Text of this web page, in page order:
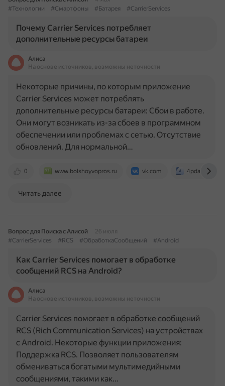
#Технологии
#Смартфоны #Батарея #CarrierServices
Почему Carrier Services потребляет
дополнительные ресурсы батареи
Алиса
На основе источников, возможны неточности
0 www.bolshoyvopros.ru vk.com 4pda.to
Некоторые причины, по которым приложение
Carrier Services может потреблять
дополнительные ресурсы батареи: Сбои в работе.
Они могут возникать из-за сбоев в программном
обеспечении или проблемах с сетью. Отсутствие
обновлений. Для нормальной…
Читать далее
Вопрос для Поиска с Алисой
26 июля
#CarrierServices
#RCS #ОбработкаСообщений #Android
Как Carrier Services помогает в обработке
сообщений RCS на Android?
Алиса
На основе источников, возможны неточности
Carrier Services помогает в обработке сообщений
RCS (Rich Communication Services) на устройствах
с Android. Некоторые функции приложения:
Поддержка RCS. Позволяет пользователям
обмениваться богатыми мультимедийными
сообщениями, такими как…